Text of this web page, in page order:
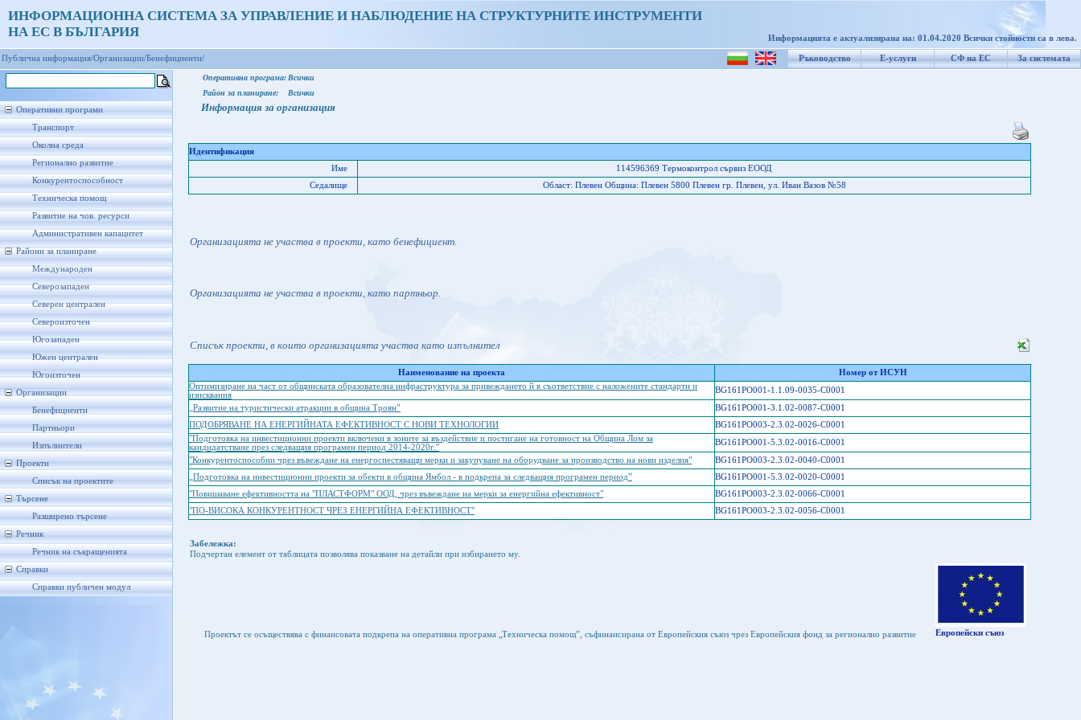
ИНФОРМАЦИОННА СИСТЕМА ЗА УПРАВЛЕНИЕ И НАБЛЮДЕНИЕ НА СТРУКТУРНИТЕ ИНСТРУМЕНТИ
НА ЕС В БЪЛГАРИЯ
Информацията е актуализирана на: 01.04.2020 Всички стойности са в лева.
Ръководство Е-услуги СФ на ЕС За системата
Публична информация/Организации/Бенефициенти/
Оперативни програми
Транспорт
Околна среда
Регионално развитие
Конкурентоспособност
Техническа помощ
Развитие на чов. ресурси
Административен капацитет
Райони за планиране
Международен
Северозападен
Северен централен
Североизточен
Югозападен
Южен централен
Югоизточен
Организации
Бенефициенти
Партньори
Изпълнители
Проекти
Списък на проектите
Търсене
Разширено търсене
Речник
Речник на съкращенията
Справки
Справки публичен модул
Оперативна програма: Всички
Район за планиране:
Всички
Информация за организация
Идентификация
Име
114596369 Термоконтрол сървиз ЕООД
Седалище
Област: Плевен Oбщина: Плевен 5800 Плевен гр. Плевен, ул. Иван Вазов №58
Организацията не участва в проекти, като бенефициент.
Организацията не участва в проекти, като партньор.
Списък проекти, в които организацията участва като изпълнител
Наименование на проекта
Номер от ИСУН
Оптимизиране на част от общинската образователна инфраструктура за привеждането й в съответствие с наложените стандарти и
изисквания
BG161PO001-1.1.09-0035-C0001
„Развитие на туристически атракции в община Троян”
BG161PO001-3.1.02-0087-C0001
ПОДОБРЯВАНЕ НА ЕНЕРГИЙНАТА ЕФЕКТИВНОСТ С НОВИ ТЕХНОЛОГИИ
BG161PO003-2.3.02-0026-C0001
"Подготовка на инвестиционни проекти включени в зоните за въздействие и постигане на готовност на Община Лом за
кандидатстване през следващия програмен период 2014-2020г."
BG161PO001-5.3.02-0016-C0001
"Конкурентоспособни чрез въвеждане на енергоспестяващи мерки и закупуване на оборудване за производство на нови изделия"
BG161PO003-2.3.02-0040-C0001
„Подготовка на инвестиционни проекти за обекти в община Ямбол - в подкрепа за следващия програмен период”
BG161PO001-5.3.02-0020-C0001
"Повишаване ефективността на "ПЛАСТФОРМ" ООД, чрез въвеждане на мерки за енергийна ефективност"
BG161PO003-2.3.02-0066-C0001
"ПО-ВИСОКА КОНКУРЕНТНОСТ ЧРЕЗ ЕНЕРГИЙНА ЕФЕКТИВНОСТ"
BG161PO003-2.3.02-0056-C0001
Забележка:
Подчертан елемент от таблицата позволява показване на детайли при избирането му.
Проектът се осъществява с финансовата подкрепа на оперативна програма „Техническа помощ”, съфинансирана от Европейския съюз чрез Европейския фонд за регионално развитие Европейски съюз